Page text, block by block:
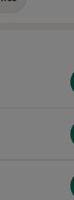
experiencia